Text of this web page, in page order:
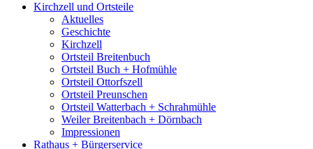
Kirchzell und Ortsteile
Aktuelles
Geschichte
Kirchzell
Ortsteil Breitenbuch
Ortsteil Buch + Hofmühle
Ortsteil Ottorfszell
Ortsteil Preunschen
Ortsteil Watterbach + Schrahmühle
Weiler Breitenbach + Dörnbach
Impressionen
Rathaus + Bürgerservice